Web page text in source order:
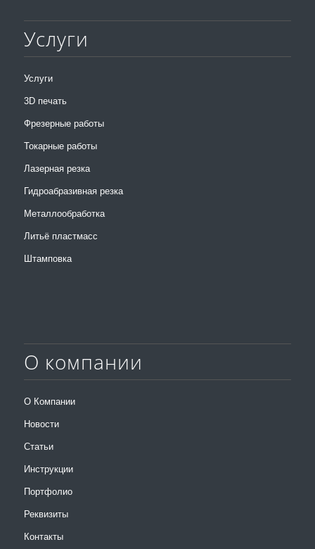
Услуги
Услуги
3D печать
Фрезерные работы
Токарные работы
Лазерная резка
Гидроабразивная резка
Металлообработка
Литьё пластмасс
Штамповка
О компании
О Компании
Новости
Статьи
Инструкции
Портфолио
Реквизиты
Контакты